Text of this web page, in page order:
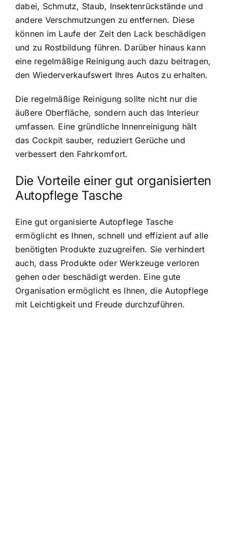
dabei, Schmutz, Staub, Insektenrückstände und
andere Verschmutzungen zu entfernen. Diese
können im Laufe der Zeit den Lack beschädigen
und zu Rostbildung führen. Darüber hinaus kann
eine regelmäßige Reinigung auch dazu beitragen,
den Wiederverkaufswert Ihres Autos zu erhalten.
Die regelmäßige Reinigung sollte nicht nur die
äußere Oberfläche, sondern auch das Interieur
umfassen. Eine gründliche Innenreinigung hält
das Cockpit sauber, reduziert Gerüche und
verbessert den Fahrkomfort.
Die Vorteile einer gut organisierten
Autopflege Tasche
Eine gut organisierte Autopflege Tasche
ermöglicht es Ihnen, schnell und effizient auf alle
benötigten Produkte zuzugreifen. Sie verhindert
auch, dass Produkte oder Werkzeuge verloren
gehen oder beschädigt werden. Eine gute
Organisation ermöglicht es Ihnen, die Autopflege
mit Leichtigkeit und Freude durchzuführen.